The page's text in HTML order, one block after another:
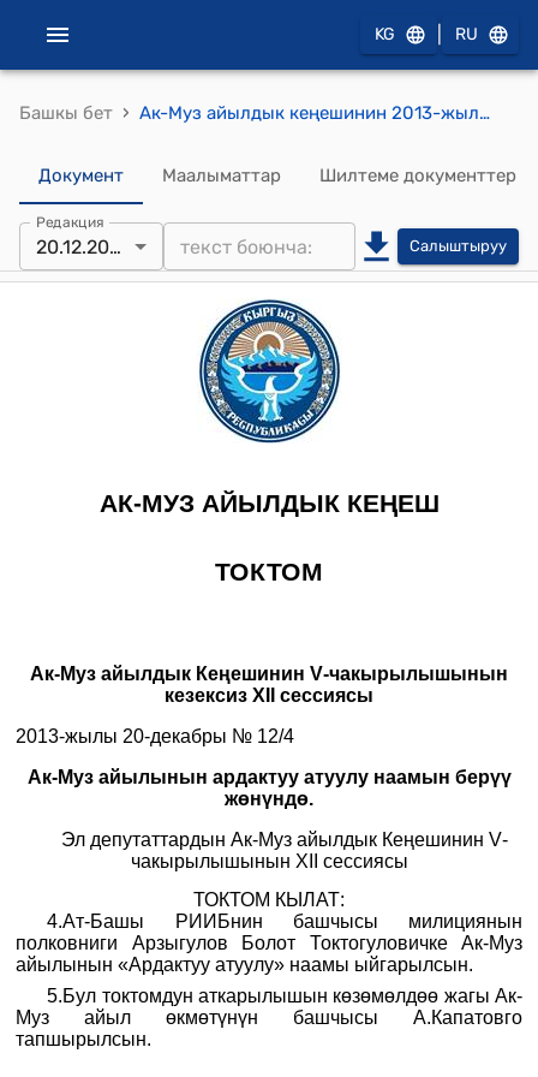
KG RU
Башкы бет › Ак-Муз айылдык кеңешинин 2013-жылдын 20-декабрындагы № 12/4 (Ак-Муз айылынын ардактуу атуулу наамын берүү жөнүндө.) токтому
Документ Маалыматтар Шилтеме документтер
Редакция
20.12.2013 Салыштыруу